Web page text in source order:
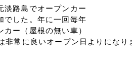
路島でオープンカー
でした。年に一回毎年
ー（屋根の無い車）
常に良いオープン日よりになり